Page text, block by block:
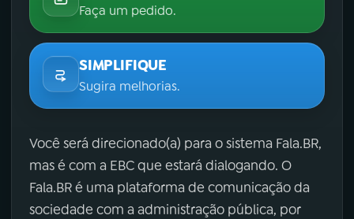
Faça um pedido.
SIMPLIFIQUE
Sugira melhorias.
Você será direcionado(a) para o sistema Fala.BR,
mas é com a EBC que estará dialogando. O
Fala.BR é uma plataforma de comunicação da
sociedade com a administração pública, por